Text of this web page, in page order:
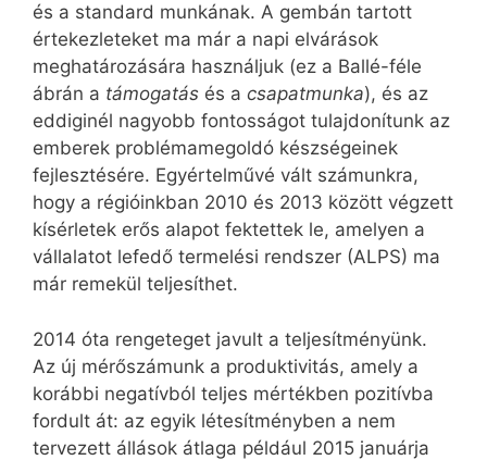
és a standard munkának. A gembán tartott
értekezleteket ma már a napi elvárások
meghatározására használjuk (ez a Ballé-féle
ábrán a támogatás és a csapatmunka), és az
eddiginél nagyobb fontosságot tulajdonítunk az
emberek problémamegoldó készségeinek
fejlesztésére. Egyértelművé vált számunkra,
hogy a régióinkban 2010 és 2013 között végzett
kísérletek erős alapot fektettek le, amelyen a
vállalatot lefedő termelési rendszer (ALPS) ma
már remekül teljesíthet.
2014 óta rengeteget javult a teljesítményünk.
Az új mérőszámunk a produktivitás, amely a
korábbi negatívból teljes mértékben pozitívba
fordult át: az egyik létesítményben a nem
tervezett állások átlaga például 2015 januárja